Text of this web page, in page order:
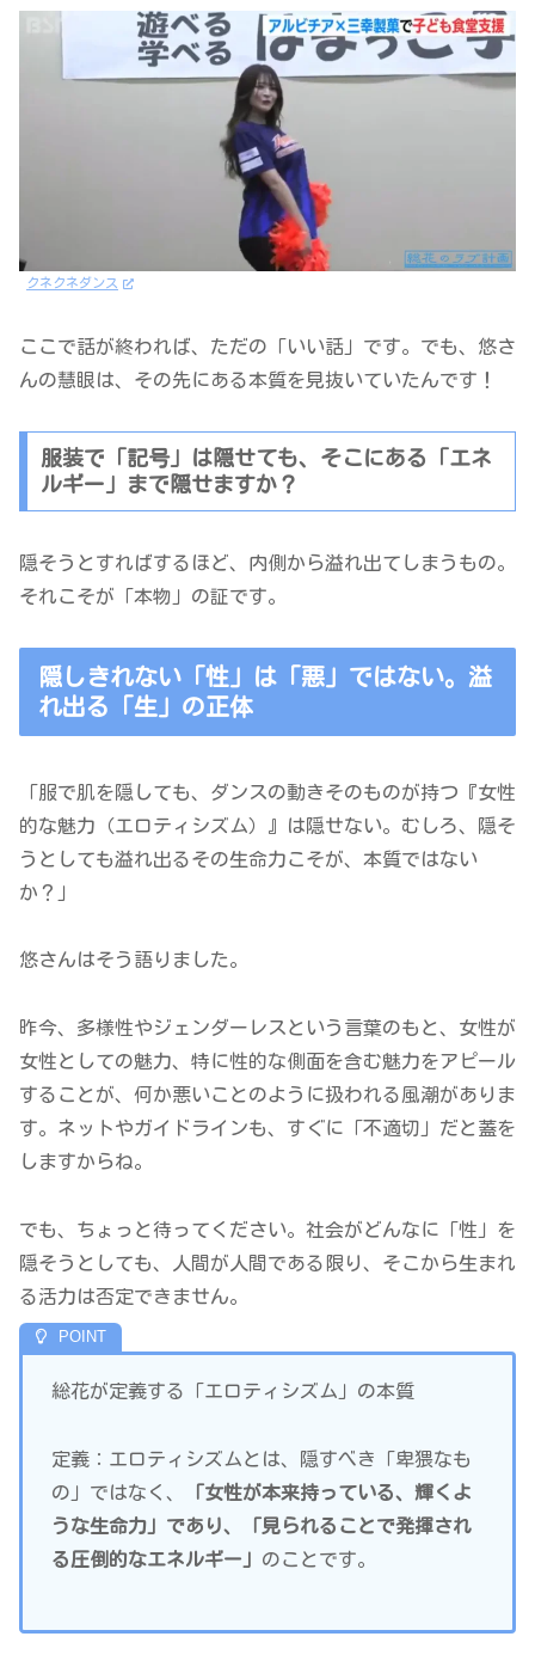
クネクネダンス
ここで話が終われば、ただの「いい話」です。でも、悠さ
んの慧眼は、その先にある本質を見抜いていたんです！
服装で「記号」は隠せても、そこにある「エネ
ルギー」まで隠せますか？
隠そうとすればするほど、内側から溢れ出てしまうもの。
それこそが「本物」の証です。
隠しきれない「性」は「悪」ではない。溢
れ出る「生」の正体
「服で肌を隠しても、ダンスの動きそのものが持つ『女性
的な魅力（エロティシズム）』は隠せない。むしろ、隠そ
うとしても溢れ出るその生命力こそが、本質ではない
か？」
悠さんはそう語りました。
昨今、多様性やジェンダーレスという言葉のもと、女性が
女性としての魅力、特に性的な側面を含む魅力をアピール
することが、何か悪いことのように扱われる風潮がありま
す。ネットやガイドラインも、すぐに「不適切」だと蓋を
しますからね。
でも、ちょっと待ってください。社会がどんなに「性」を
隠そうとしても、人間が人間である限り、そこから生まれ
る活力は否定できません。
総花が定義する「エロティシズム」の本質
定義：エロティシズムとは、隠すべき「卑猥なも
の」ではなく、
「女性が本来持っている、輝くよ
うな生命力」であり、「見られることで発揮され
る圧倒的なエネルギー」 のことです。